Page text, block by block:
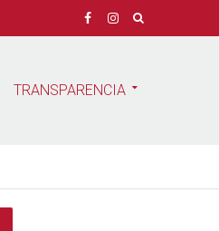
TRANSPARENCIA